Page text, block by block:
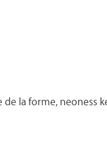
la forme, neoness